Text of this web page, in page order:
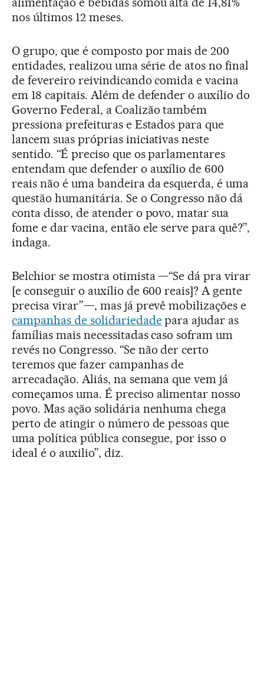
nos últimos 12 meses.
O grupo, que é composto por mais de 200
entidades, realizou uma série de atos no final
de fevereiro reivindicando comida e vacina
em 18 capitais. Além de defender o auxílio do
Governo Federal, a Coalizão também
pressiona prefeituras e Estados para que
lancem suas próprias iniciativas neste
sentido. “É preciso que os parlamentares
entendam que defender o auxílio de 600
reais não é uma bandeira da esquerda, é uma
questão humanitária. Se o Congresso não dá
conta disso, de atender o povo, matar sua
fome e dar vacina, então ele serve para quê?”,
indaga.
Belchior se mostra otimista —“Se dá pra virar
[e conseguir o auxílio de 600 reais]? A gente
precisa virar”—, mas já prevê mobilizações e
campanhas de solidariedadepara ajudar as
famílias mais necessitadas caso sofram um
revés no Congresso. “Se não der certo
teremos que fazer campanhas de
arrecadação. Aliás, na semana que vem já
começamos uma. É preciso alimentar nosso
povo. Mas ação solidária nenhuma chega
perto de atingir o número de pessoas que
uma política pública consegue, por isso o
ideal é o auxilio”, diz.